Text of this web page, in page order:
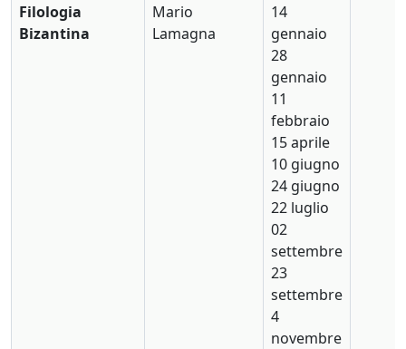
Filologia
Bizantina
Mario
Lamagna
14
gennaio
28
gennaio
11
febbraio
15 aprile
10 giugno
24 giugno
22 luglio
02
settembre
23
settembre
4
novembre